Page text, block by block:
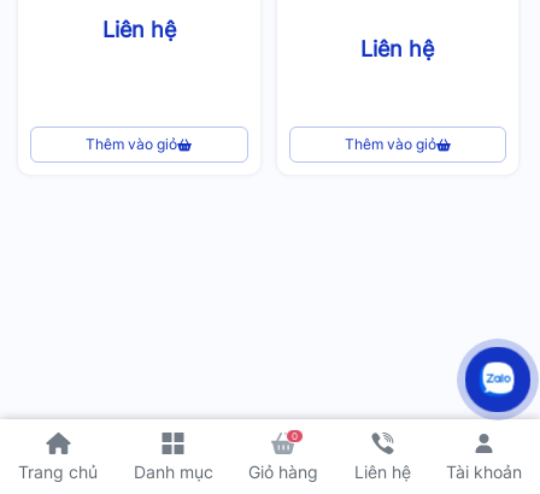
Trang chủ Danh mục
0
Giỏ hàng Liên hệ Tài khoản
Liên hệ
Thêm vào giỏ
Liên hệ
Thêm vào giỏ